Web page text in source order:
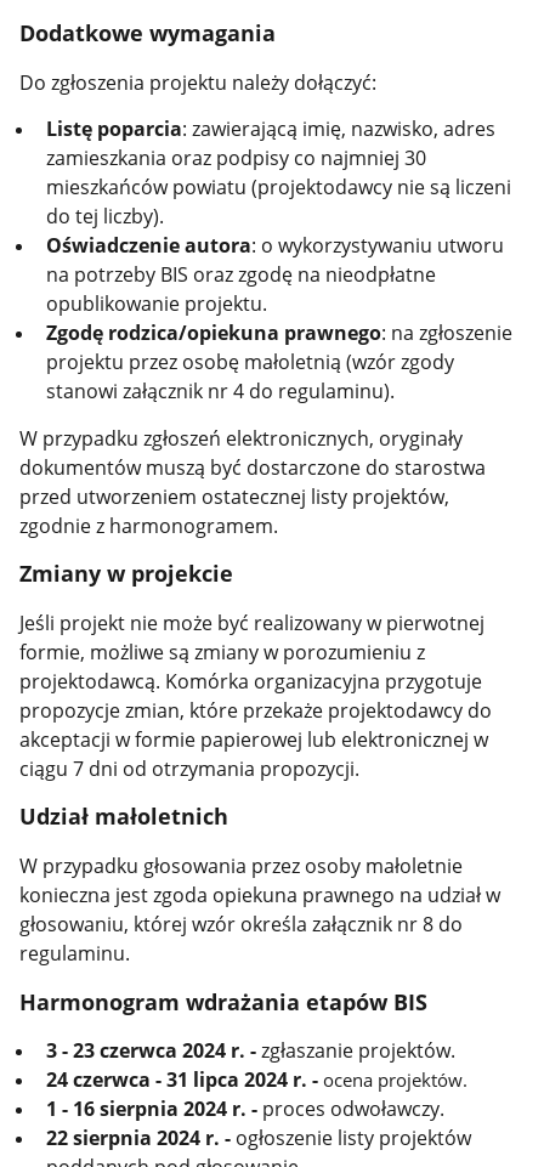
Dodatkowe wymagania
Do zgłoszenia projektu należy dołączyć:
Listę poparcia: zawierającą imię, nazwisko, adres
zamieszkania oraz podpisy co najmniej 30
mieszkańców powiatu (projektodawcy nie są liczeni
do tej liczby).
Oświadczenie autora: o wykorzystywaniu utworu
na potrzeby BIS oraz zgodę na nieodpłatne
opublikowanie projektu.
Zgodę rodzica/opiekuna prawnego: na zgłoszenie
projektu przez osobę małoletnią (wzór zgody
stanowi załącznik nr 4 do regulaminu).
W przypadku zgłoszeń elektronicznych, oryginały
dokumentów muszą być dostarczone do starostwa
przed utworzeniem ostatecznej listy projektów,
zgodnie z harmonogramem.
Zmiany w projekcie
Jeśli projekt nie może być realizowany w pierwotnej
formie, możliwe są zmiany w porozumieniu z
projektodawcą. Komórka organizacyjna przygotuje
propozycje zmian, które przekaże projektodawcy do
akceptacji w formie papierowej lub elektronicznej w
ciągu 7 dni od otrzymania propozycji.
Udział małoletnich
W przypadku głosowania przez osoby małoletnie
konieczna jest zgoda opiekuna prawnego na udział w
głosowaniu, której wzór określa załącznik nr 8 do
regulaminu.
Harmonogram wdrażania etapów BIS
3 - 23 czerwca 2024 r. -zgłaszanie projektów.
24 czerwca - 31 lipca 2024 r. -ocena projektów.
1 - 16 sierpnia 2024 r. -proces odwoławczy.
22 sierpnia 2024 r. -ogłoszenie listy projektów